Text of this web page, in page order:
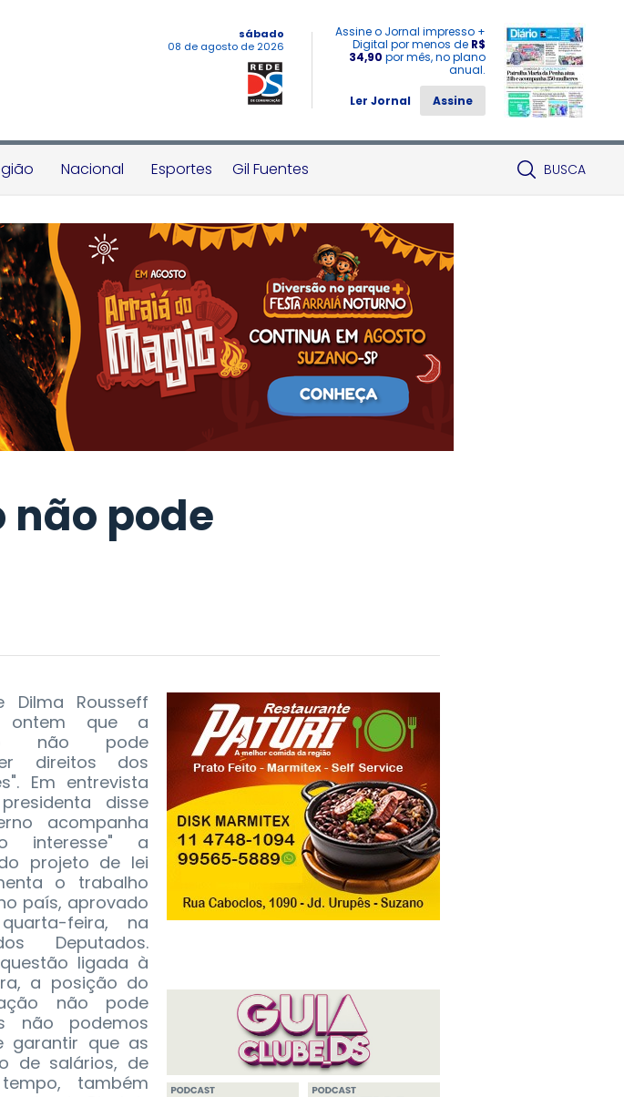
sábado
08 de agosto de 2026
Assine o Jornal impresso +
Digital por menos de R$
34,90 por mês, no plano
anual.
Ler Jornal
Assine
Nacional Esportes Gil Fuentes BUSCA
não pode
Dilma Rousseff
ontem que a
não pode
direitos dos
Em entrevista
disse
acompanha
interesse" a
projeto de lei
o trabalho
país, aprovado
feira, na
Deputados.
ligada à
a posição do
não pode
não podemos
garantir que as
de salários, de
também